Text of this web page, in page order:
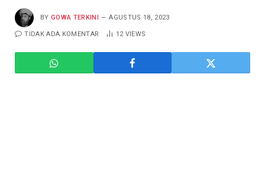
BY GOWA TERKINI AGUSTUS 18, 2023
TIDAK ADA KOMENTAR 12 VIEWS